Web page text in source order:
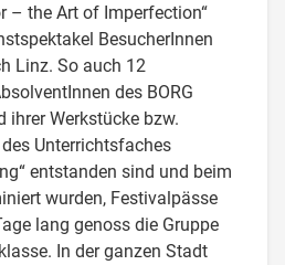
– the Art of Imperfection“
BesucherInnen
Linz. So auch 12
des BORG
ihrer Werkstücke bzw.
Unterrichtsfaches
entstanden sind und beim
wurden, Festivalpässe
lang genoss die Gruppe
In der ganzen Stadt